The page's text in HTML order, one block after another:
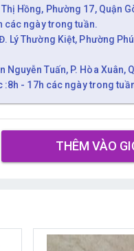
Hồng, Phường 17, Quận
các ngày trong tuần.
Lý Thường Kiệt, Phường
Nguyễn Tuấn, P. Hòa Xuân,
:8h - 17h các ngày trong
THÊM VÀO